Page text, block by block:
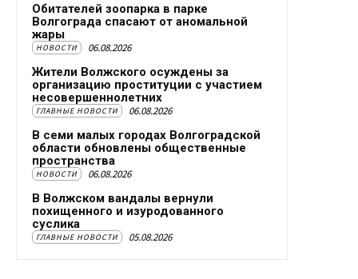
Обитателей зоопарка в парке
Волгограда спасают от аномальной
жары
НОВОСТИ 06.08.2026
Жители Волжского осуждены за
организацию проституции с участием
несовершеннолетних
ГЛАВНЫЕ НОВОСТИ 06.08.2026
В семи малых городах Волгоградской
области обновлены общественные
пространства
НОВОСТИ 06.08.2026
В Волжском вандалы вернули
похищенного и изуродованного
суслика
ГЛАВНЫЕ НОВОСТИ 05.08.2026